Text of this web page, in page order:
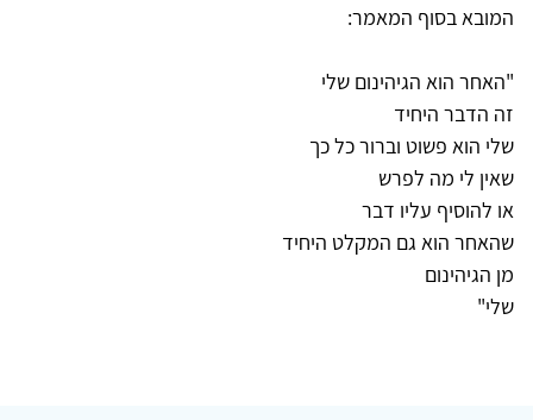
המובא בסוף המאמר:
"האחר הוא הגיהינום שלי
זה הדבר היחיד
שלי הוא פשוט וברור כל כך
שאין לי מה לפרש
או להוסיף עליו דבר
שהאחר הוא גם המקלט היחיד
מן הגיהינום
שלי"